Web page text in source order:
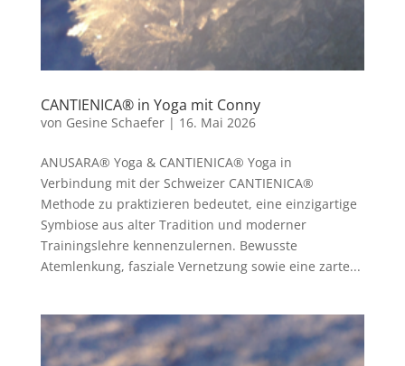
CANTIENICA® in Yoga mit Conny
von Gesine Schaefer| 16. Mai 2026
ANUSARA® Yoga & CANTIENICA® Yoga in
Verbindung mit der Schweizer CANTIENICA®️
Methode zu praktizieren bedeutet, eine einzigartige
Symbiose aus alter Tradition und moderner
Trainingslehre kennenzulernen. Bewusste
Atemlenkung, fasziale Vernetzung sowie eine zarte...